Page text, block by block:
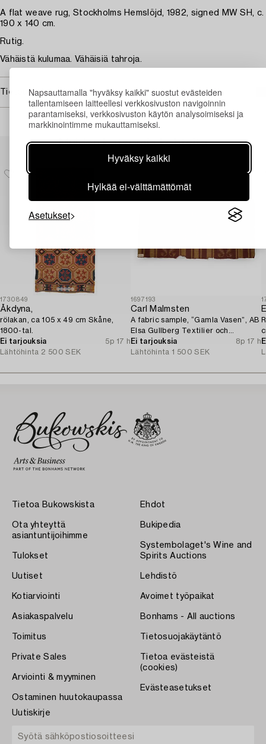
Napsauttamalla "hyväksy kaikki" suostut evästeiden
tallentamiseen laitteellesi verkkosivuston navigoinnin
parantamiseksi, verkkosivuston käytön analysoimiseksi ja
markkinointimme mukauttamiseksi.
Hyväksy kaikki
Hylkää ei-välttämättömät
Asetukset
A flat weave rug, Stockholms Hemslöjd, 1982, signed MW SH, c.
190 x 140 cm.
Rutig.
Vähäistä kulumaa. Vähäisiä tahroja.
Tietoa ostamisesta
Muiden katsomia kohteita
1730849
Åkdyna,
rölakan, ca 105 x 49 cm Skåne,
1800-tal.
Ei tarjouksia
5p 17 h
Lähtöhinta 2 500 SEK
1697193
Carl Malmsten
A fabric sample, “Gamla Vasen”, AB
Elsa Gullberg Textilier och
Inredning, Stockholm, 1920s.
Ei tarjouksia
8p 17 h
Lähtöhinta 1 500 SEK
Tietoa Bukowskista
Ota yhteyttä
asiantuntijoihimme
Tulokset
Uutiset
Kotiarviointi
Asiakaspalvelu
Toimitus
Private Sales
Arviointi & myyminen
Ostaminen huutokaupassa
Ehdot
Bukipedia
Systembolaget's Wine and
Spirits Auctions
Lehdistö
Avoimet työpaikat
Bonhams - All auctions
Tietosuojakäytäntö
Tietoa evästeistä
(cookies)
Evästeasetukset
Uutiskirje